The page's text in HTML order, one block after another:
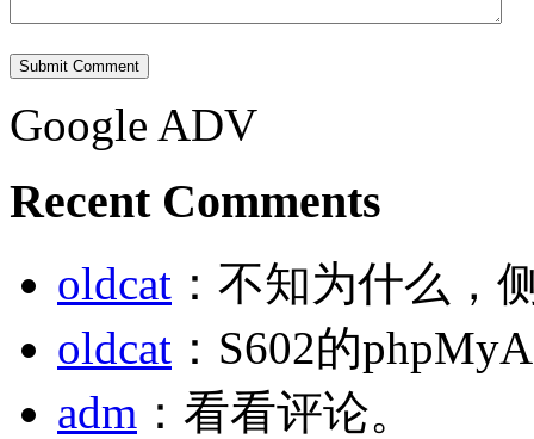
Submit Comment
Google ADV
Recent Comments
oldcat ：不知为什么，
oldcat ：S602的
adm ：看看评论。